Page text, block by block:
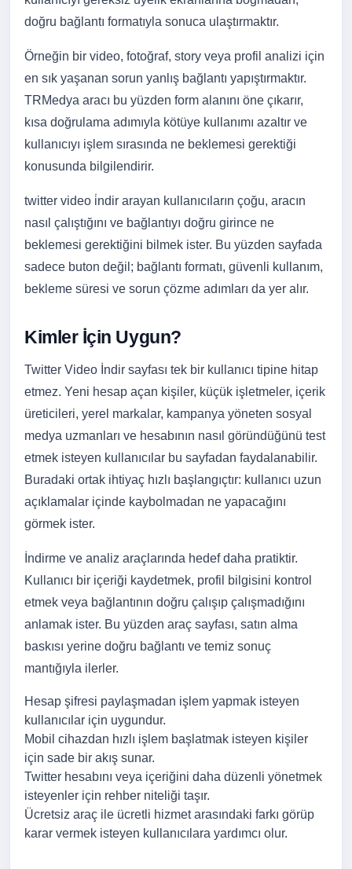
doğru bağlantı formatıyla sonuca ulaştırmaktır.
Örneğin bir video, fotoğraf, story veya profil analizi için
en sık yaşanan sorun yanlış bağlantı yapıştırmaktır.
TRMedya aracı bu yüzden form alanını öne çıkarır,
kısa doğrulama adımıyla kötüye kullanımı azaltır ve
kullanıcıyı işlem sırasında ne beklemesi gerektiği
konusunda bilgilendirir.
twitter video i̇ndir arayan kullanıcıların çoğu, aracın
nasıl çalıştığını ve bağlantıyı doğru girince ne
beklemesi gerektiğini bilmek ister. Bu yüzden sayfada
sadece buton değil; bağlantı formatı, güvenli kullanım,
bekleme süresi ve sorun çözme adımları da yer alır.
Kimler İçin Uygun?
Twitter Video İndir sayfası tek bir kullanıcı tipine hitap
etmez. Yeni hesap açan kişiler, küçük işletmeler, içerik
üreticileri, yerel markalar, kampanya yöneten sosyal
medya uzmanları ve hesabının nasıl göründüğünü test
etmek isteyen kullanıcılar bu sayfadan faydalanabilir.
Buradaki ortak ihtiyaç hızlı başlangıçtır: kullanıcı uzun
açıklamalar içinde kaybolmadan ne yapacağını
görmek ister.
İndirme ve analiz araçlarında hedef daha pratiktir.
Kullanıcı bir içeriği kaydetmek, profil bilgisini kontrol
etmek veya bağlantının doğru çalışıp çalışmadığını
anlamak ister. Bu yüzden araç sayfası, satın alma
baskısı yerine doğru bağlantı ve temiz sonuç
mantığıyla ilerler.
Hesap şifresi paylaşmadan işlem yapmak isteyen
kullanıcılar için uygundur.
Mobil cihazdan hızlı işlem başlatmak isteyen kişiler
için sade bir akış sunar.
Twitter hesabını veya içeriğini daha düzenli yönetmek
isteyenler için rehber niteliği taşır.
Ücretsiz araç ile ücretli hizmet arasındaki farkı görüp
karar vermek isteyen kullanıcılara yardımcı olur.